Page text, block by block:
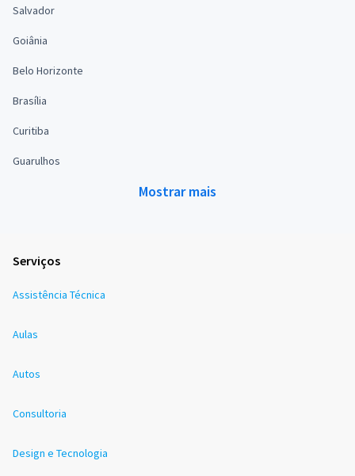
Salvador
Goiânia
Belo Horizonte
Brasília
Curitiba
Guarulhos
Mostrar mais
Serviços
Assistência Técnica
Aulas
Autos
Consultoria
Design e Tecnologia